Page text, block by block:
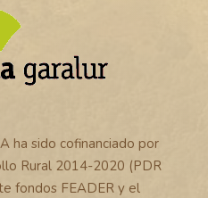
ha sido cofinanciado por
Rural 2014-2020 (PDR
fondos FEADER y el